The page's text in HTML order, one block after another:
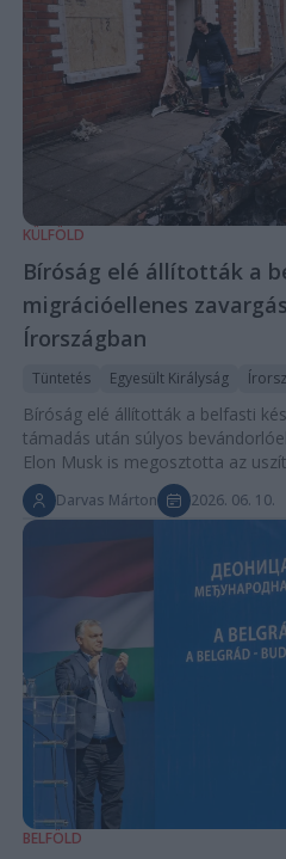
KÜLFÖLD
Bíróság elé állították a
migrációellenes
Írországban
Tüntetés Egyesült Királyság
Bíróság elé állították a belfasti
támadás után súlyos
Elon Musk is megosztotta az
Darvas Márton 2026. 06. 10.
BELFÖLD